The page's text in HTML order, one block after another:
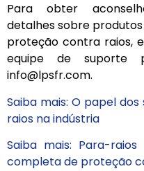
Para obter
detalhes sobre
proteção contra raios,
equipe de suporte
info@lpsfr.com.
Saiba mais: O papel
raios na indústria
Saiba mais: Para-
completa de proteção